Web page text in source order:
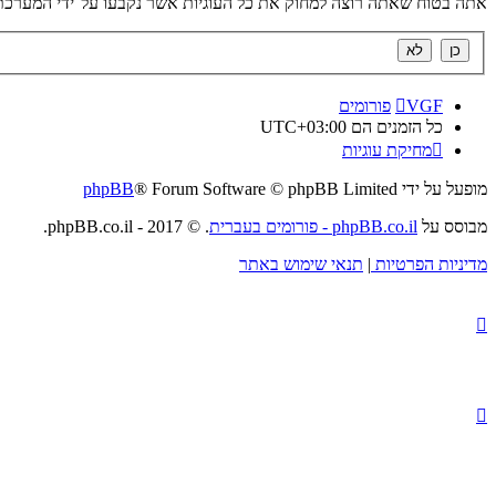
VGF
פורומים
כל הזמנים הם UTC+03:00
מחיקת עוגיות
מופעל על ידי phpBB® Forum Software © phpBB Limited
מבוסס על phpBB.co.il - פורומים בעברית
. © 2017 - phpBB.co.il.
מדיניות הפרטיות | תנאי שימוש באתר